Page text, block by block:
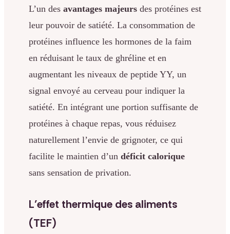
L’un des avantages majeurs des protéines est
leur pouvoir de satiété. La consommation de
protéines influence les hormones de la faim
en réduisant le taux de ghréline et en
augmentant les niveaux de peptide YY, un
signal envoyé au cerveau pour indiquer la
satiété. En intégrant une portion suffisante de
protéines à chaque repas, vous réduisez
naturellement l’envie de grignoter, ce qui
facilite le maintien d’un déficit calorique
sans sensation de privation.
L’effet thermique des aliments
(TEF)